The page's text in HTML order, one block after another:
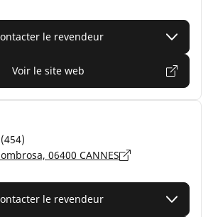
le revendeur
Voir le site web
(454)
06400 CANNES
le revendeur